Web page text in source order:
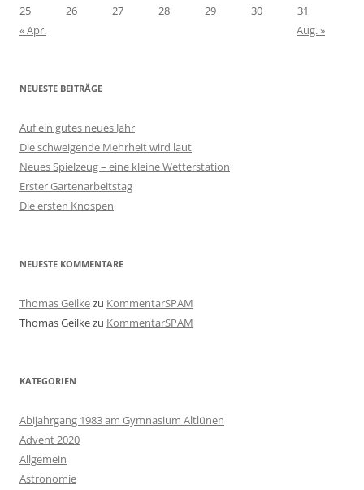
25
26 27 28 29 30
31
« Apr.
Aug. »
NEUESTE BEITRÄGE
Auf ein gutes neues Jahr
Die schweigende Mehrheit wird laut
Neues Spielzeug – eine kleine Wetterstation
Erster Gartenarbeitstag
Die ersten Knospen
NEUESTE KOMMENTARE
Thomas Geilkezu KommentarSPAM
Thomas Geilkezu KommentarSPAM
KATEGORIEN
Abijahrgang 1983 am Gymnasium Altlünen
Advent 2020
Allgemein
Astronomie